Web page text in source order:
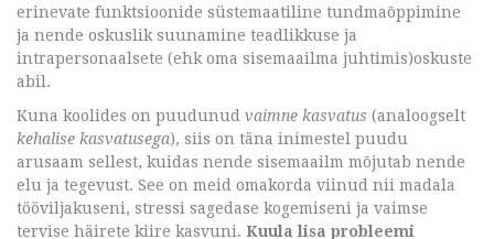
erinevate funktsioonide süstemaatiline tundmaõppimine
ja nende oskuslik suunamine teadlikkuse ja
intrapersonaalsete (ehk oma sisemaailma juhtimis)oskuste
abil.
Kuna koolides on puudunud vaimne kasvatus (analoogselt
kehalise kasvatusega), siis on täna inimestel puudu
arusaam sellest, kuidas nende sisemaailm mõjutab nende
elu ja tegevust. See on meid omakorda viinud nii madala
tööviljakuseni, stressi sagedase kogemiseni ja vaimse
tervise häirete kiire kasvuni. Kuula lisa probleemi